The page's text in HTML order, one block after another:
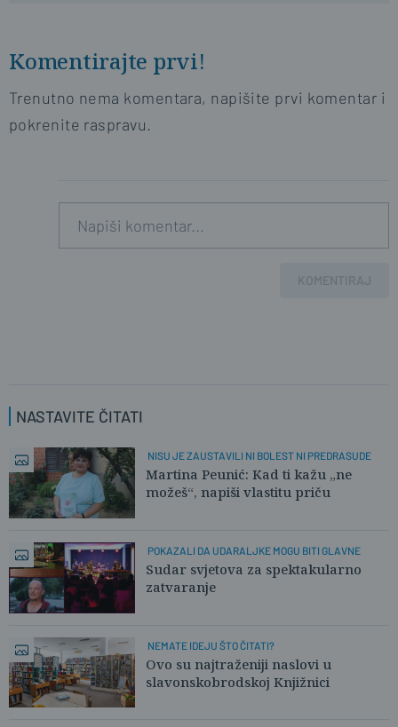
Komentirajte prvi!
Trenutno nema komentara, napišite prvi komentar i
pokrenite raspravu.
KOMENTIRAJ
NASTAVITE ČITATI
NISU JE ZAUSTAVILI NI BOLEST NI PREDRASUDE
Martina Peunić: Kad ti kažu „ne
možeš“, napiši vlastitu priču
POKAZALI DA UDARALJKE MOGU BITI GLAVNE
Sudar svjetova za spektakularno
zatvaranje
NEMATE IDEJU ŠTO ČITATI?
Ovo su najtraženiji naslovi u
slavonskobrodskoj Knjižnici